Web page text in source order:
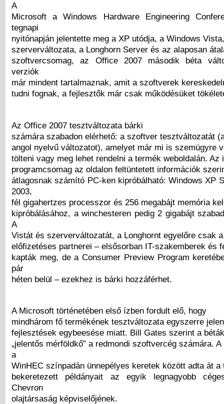
A
Microsoft a Windows Hardware Engineering
tegnapi
nyitónapján jelentette meg a XP utódja, a Windows
szerverváltozata, a Longhorn Server és az alaposan
szoftvercsomag, az Office 2007 második béta
verziók
már mindent tartalmaznak, amit a szoftverek
tudni fognak, a fejlesztők már csak működésüket
Az Office 2007 tesztváltozata bárki
számára szabadon elérhető: a szoftver tesztváltozatát
angol nyelvű változatot), amelyet már mi is szemügyre
tölteni vagy meg lehet rendelni a termék weboldalán. Az
programcsomag az oldalon feltüntetett információk
átlagosnak számító PC-ken kipróbálható: Windows XP
2003,
fél gigahertzes processzor és 256 megabájt memória
kipróbálásához, a winchesteren pedig 2 gigabájt
A
Vistát és szerverváltozatát, a Longhornt egyelőre csak
előfizetéses partnerei – elsősorban IT-szakemberek és
kapták meg, de a Consumer Preview Program
pár
héten belül – ezekhez is bárki hozzáférhet.
A Microsoft történetében első ízben fordult elő, hogy
mindhárom fő termékének tesztváltozata egyszerre
fejlesztések egybeesése miatt. Bill Gates szerint a
„jelentős mérföldkő” a redmondi szoftvercég számára.
a
WinHEC színpadán ünnepélyes keretek között adta át
bekeretezett példányait az egyik legnagyobb
Chevron
olajtársaság képviselőjének.